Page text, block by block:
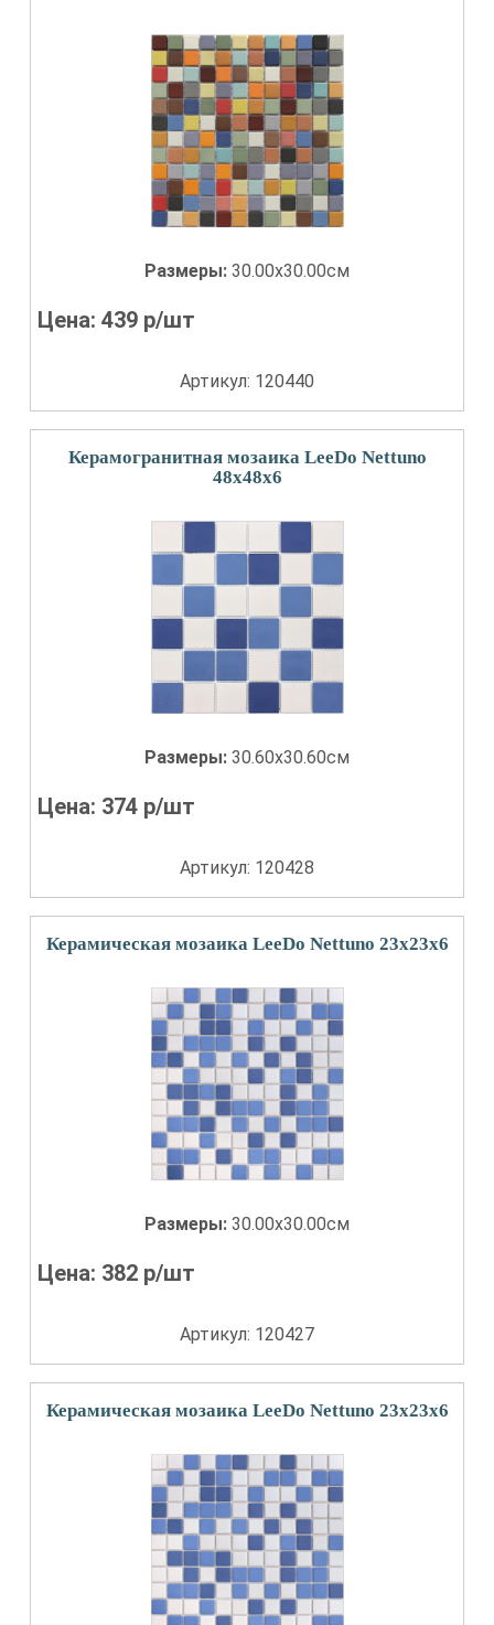
Размеры: 30.00x30.00см
Цена:439 р/шт
Артикул: 120440
Керамогранитная мозаика LeeDo Nettuno
48x48x6
Размеры: 30.60x30.60см
Цена: 374 р/шт
Артикул: 120428
Керамическая мозаика LeeDo Nettuno 23x23x6
Размеры: 30.00x30.00см
Цена: 382 р/шт
Артикул: 120427
Керамическая мозаика LeeDo Nettuno 23x23x6